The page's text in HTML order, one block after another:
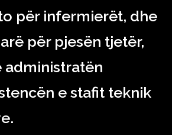
për infermierët, dhe
për pjesën tjetër,
administratën
e stafit teknik